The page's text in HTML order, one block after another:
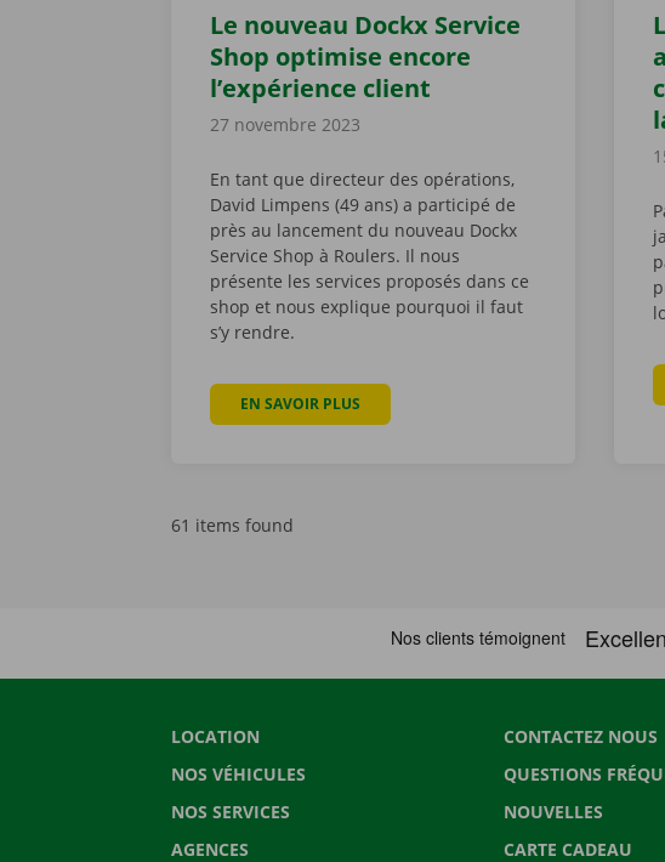
Le nouveau Dockx Service
Shop optimise encore
l’expérience client
27 novembre 2023
En tant que directeur des opérations,
David Limpens (49 ans) a participé de
près au lancement du nouveau Dockx
Service Shop à Roulers. Il nous
présente les services proposés dans ce
shop et nous explique pourquoi il faut
s’y rendre.
EN SAVOIR PLUS À PROPOS DE LE NOUVEAU DOCKX
61 items found
LOCATION
NOS VÉHICULES
NOS SERVICES
AGENCES
CONTACTEZ NOUS
QUESTIONS
NOUVELLES
CARTE CADEAU